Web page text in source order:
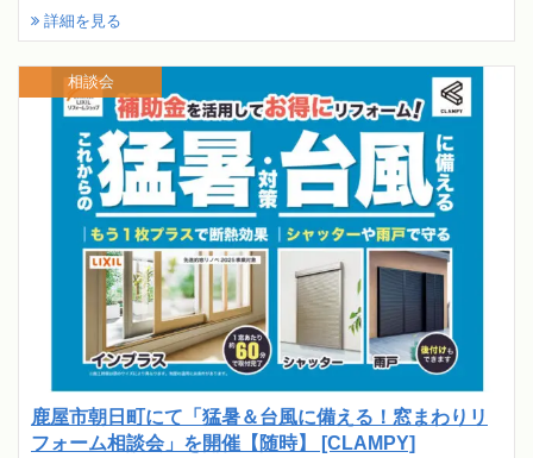
詳細を見る
鹿屋市朝日町にて「猛暑＆台風に備える！窓まわりリ
フォーム相談会」を開催【随時】 [CLAMPY]
相談会